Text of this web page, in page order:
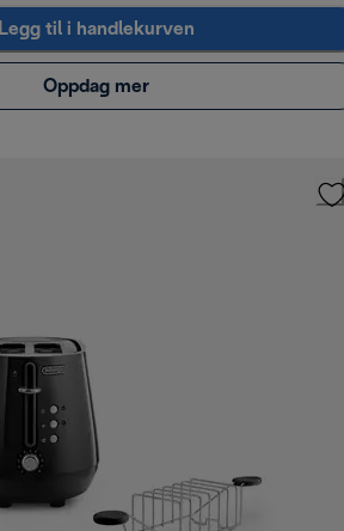
Legg til i handlekurven
Oppdag mer